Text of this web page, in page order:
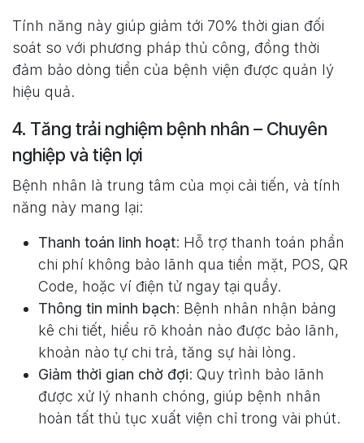
Tính năng này giúp giảm tới 70% thời gian đối
soát so với phương pháp thủ công, đồng thời
đảm bảo dòng tiền của bệnh viện được quản lý
hiệu quả.
4. Tăng trải nghiệm bệnh nhân – Chuyên
nghiệp và tiện lợi
Bệnh nhân là trung tâm của mọi cải tiến, và tính
năng này mang lại:
Thanh toán linh hoạt: Hỗ trợ thanh toán phần
chi phí không bảo lãnh qua tiền mặt, POS, QR
Code, hoặc ví điện tử ngay tại quầy.
Thông tin minh bạch: Bệnh nhân nhận bảng
kê chi tiết, hiểu rõ khoản nào được bảo lãnh,
khoản nào tự chi trả, tăng sự hài lòng.
Giảm thời gian chờ đợi: Quy trình bảo lãnh
được xử lý nhanh chóng, giúp bệnh nhân
hoàn tất thủ tục xuất viện chỉ trong vài phút.